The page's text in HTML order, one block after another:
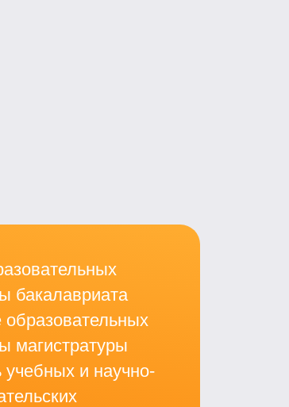
бакалавриата
магистратуры
и научно-